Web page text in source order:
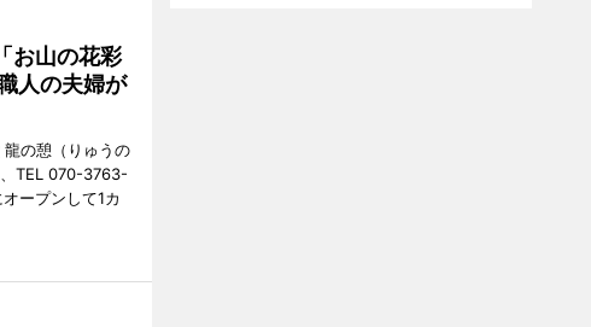
お山の花彩
人の夫婦が
龍の憩（りゅうの
TEL 070-3763-
ープンして1カ